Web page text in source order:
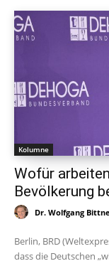
Kolumne
Wofür
Bevölkerung
Dr. Wolfgang
Berlin, BRD
dass die Deutschen